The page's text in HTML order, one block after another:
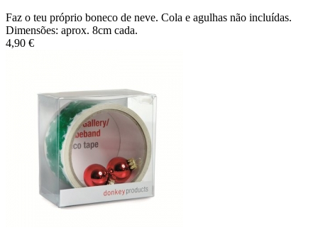
Faz o teu próprio boneco de neve. Cola e agulhas não incluídas.
Dimensões: aprox. 8cm cada.
4,90 €